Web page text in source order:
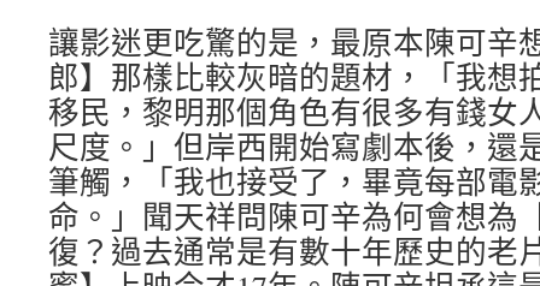
讓影迷更吃驚的是，最原本陳可辛
郎】那樣比較灰暗的題材，「我想
移民，黎明那個角色有很多有錢女
尺度。」但岸西開始寫劇本後，還
筆觸，「我也接受了，畢竟每部電
命。」聞天祥問陳可辛為何會想為
復？過去通常是有數十年歷史的老